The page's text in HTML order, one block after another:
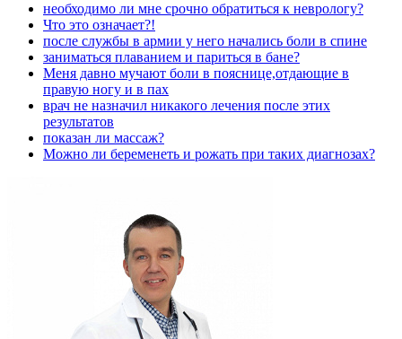
необходимо ли мне срочно обратиться к неврологу?
Что это означает?!
после службы в армии у него начались боли в спине
заниматься плаванием и париться в бане?
Меня давно мучают боли в пояснице,отдающие в
правую ногу и в пах
врач не назначил никакого лечения после этих
результатов
показан ли массаж?
Можно ли беременеть и рожать при таких диагнозах?